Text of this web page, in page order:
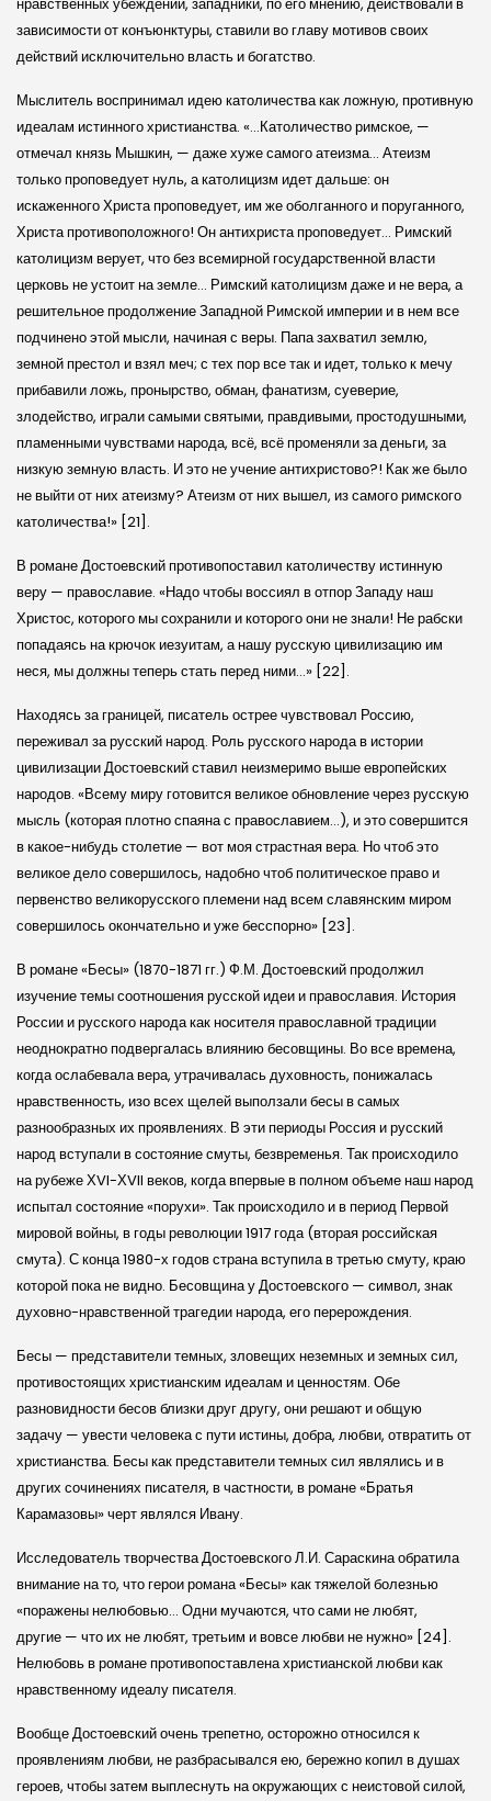
зависимости от конъюнктуры, ставили во главу мотивов своих
действий исключительно власть и богатство.
Мыслитель воспринимал идею католичества как ложную, противную
идеалам истинного христианства. «…Католичество римское, —
отмечал князь Мышкин, — даже хуже самого атеизма… Атеизм
только проповедует нуль, а католицизм идет дальше: он
искаженного Христа проповедует, им же оболганного и поруганного,
Христа противоположного! Он антихриста проповедует… Римский
католицизм верует, что без всемирной государственной власти
церковь не устоит на земле… Римский католицизм даже и не вера, а
решительное продолжение Западной Римской империи и в нем все
подчинено этой мысли, начиная с веры. Папа захватил землю,
земной престол и взял меч; с тех пор все так и идет, только к мечу
прибавили ложь, пронырство, обман, фанатизм, суеверие,
злодейство, играли самыми святыми, правдивыми, простодушными,
пламенными чувствами народа, всё, всё променяли за деньги, за
низкую земную власть. И это не учение антихристово?! Как же было
не выйти от них атеизму? Атеизм от них вышел, из самого римского
католичества!» [21].
В романе Достоевский противопоставил католичеству истинную
веру — православие. «Надо чтобы воссиял в отпор Западу наш
Христос, которого мы сохранили и которого они не знали! Не рабски
попадаясь на крючок иезуитам, а нашу русскую цивилизацию им
неся, мы должны теперь стать перед ними…» [22].
Находясь за границей, писатель острее чувствовал Россию,
переживал за русский народ. Роль русского народа в истории
цивилизации Достоевский ставил неизмеримо выше европейских
народов. «Всему миру готовится великое обновление через русскую
мысль (которая плотно спаяна с православием…), и это совершится
в какое-нибудь столетие — вот моя страстная вера. Но чтоб это
великое дело совершилось, надобно чтоб политическое право и
первенство великорусского племени над всем славянским миром
совершилось окончательно и уже бесспорно» [23].
В романе «Бесы» (1870-1871 гг.) Ф.М. Достоевский продолжил
изучение темы соотношения русской идеи и православия. История
России и русского народа как носителя православной традиции
неоднократно подвергалась влиянию бесовщины. Во все времена,
когда ослабевала вера, утрачивалась духовность, понижалась
нравственность, изо всех щелей выползали бесы в самых
разнообразных их проявлениях. В эти периоды Россия и русский
народ вступали в состояние смуты, безвременья. Так происходило
на рубеже ХVI-ХVII веков, когда впервые в полном объеме наш народ
испытал состояние «порухи». Так происходило и в период Первой
мировой войны, в годы революции 1917 года (вторая российская
смута). С конца 1980-х годов страна вступила в третью смуту, краю
которой пока не видно. Бесовщина у Достоевского — символ, знак
духовно-нравственной трагедии народа, его перерождения.
Бесы — представители темных, зловещих неземных и земных сил,
противостоящих христианским идеалам и ценностям. Обе
разновидности бесов близки друг другу, они решают и общую
задачу — увести человека с пути истины, добра, любви, отвратить от
христианства. Бесы как представители темных сил являлись и в
других сочинениях писателя, в частности, в романе «Братья
Карамазовы» черт являлся Ивану.
Исследователь творчества Достоевского Л.И. Сараскина обратила
внимание на то, что герои романа «Бесы» как тяжелой болезнью
«поражены нелюбовью… Одни мучаются, что сами не любят,
другие — что их не любят, третьим и вовсе любви не нужно» [24].
Нелюбовь в романе противопоставлена христианской любви как
нравственному идеалу писателя.
Вообще Достоевский очень трепетно, осторожно относился к
проявлениям любви, не разбрасывался ею, бережно копил в душах
героев, чтобы затем выплеснуть на окружающих с неистовой силой,